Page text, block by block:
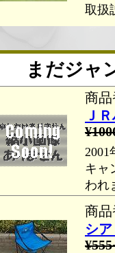
取扱
まだジャ
商品
Ｊ
2001
キャ
われ
商品
シ